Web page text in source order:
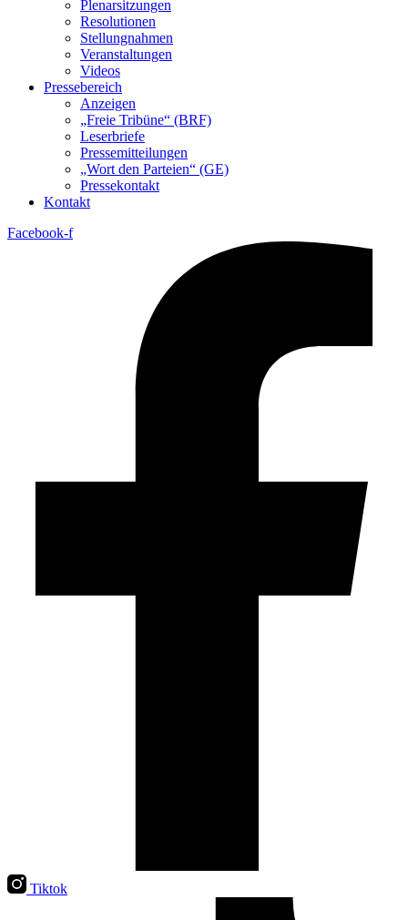
Plenarsitzungen
Resolutionen
Stellungnahmen
Veranstaltungen
Videos
Pressebereich
Anzeigen
„Freie Tribüne“ (BRF)
Leserbriefe
Pressemitteilungen
„Wort den Parteien“ (GE)
Pressekontakt
Kontakt
Facebook-f
Tiktok